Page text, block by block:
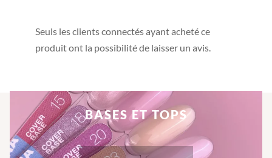
Seuls les clients connectés ayant acheté ce
produit ont la possibilité de laisser un avis.
BASES ET TOPS